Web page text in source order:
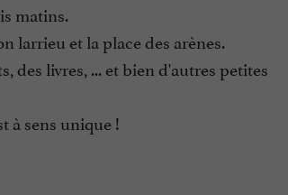
matins.
larrieu et la place des arènes.
des livres, ... et bien d'autres petites
à sens unique !